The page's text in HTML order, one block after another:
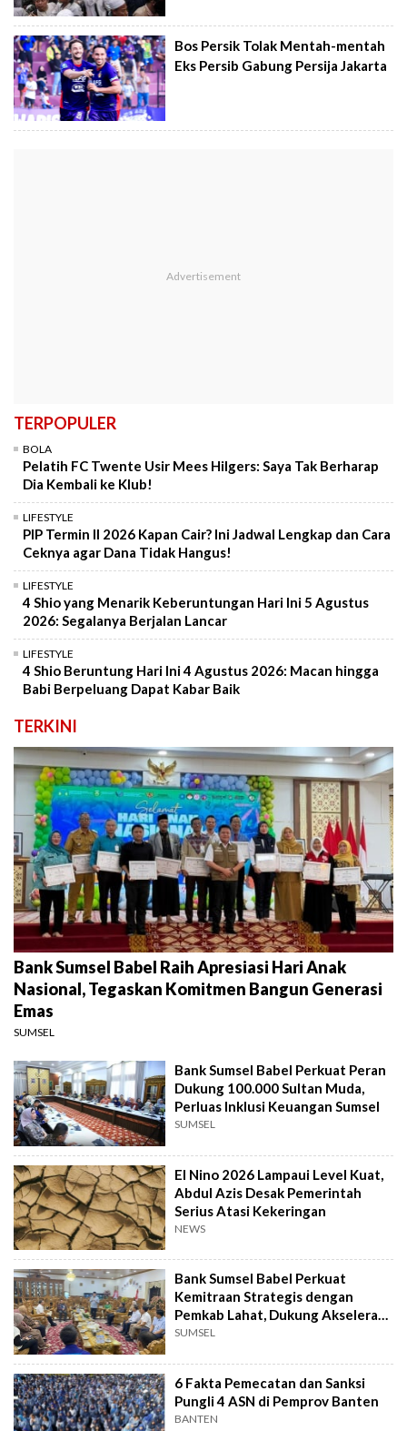
Bos Persik Tolak Mentah-mentah
Eks Persib Gabung Persija Jakarta
TERPOPULER
BOLA
Pelatih FC Twente Usir Mees Hilgers: Saya Tak Berharap
Dia Kembali ke Klub!
LIFESTYLE
PIP Termin II 2026 Kapan Cair? Ini Jadwal Lengkap dan Cara
Ceknya agar Dana Tidak Hangus!
LIFESTYLE
4 Shio yang Menarik Keberuntungan Hari Ini 5 Agustus
2026: Segalanya Berjalan Lancar
LIFESTYLE
4 Shio Beruntung Hari Ini 4 Agustus 2026: Macan hingga
Babi Berpeluang Dapat Kabar Baik
TERKINI
Bank Sumsel Babel Raih Apresiasi Hari Anak
Nasional, Tegaskan Komitmen Bangun Generasi
Emas
SUMSEL
Bank Sumsel Babel Perkuat Peran
Dukung 100.000 Sultan Muda,
Perluas Inklusi Keuangan Sumsel
SUMSEL
El Nino 2026 Lampaui Level Kuat,
Abdul Azis Desak Pemerintah
Serius Atasi Kekeringan
NEWS
Bank Sumsel Babel Perkuat
Kemitraan Strategis dengan
Pemkab Lahat, Dukung Akselerasi
Ekonomi Daerah
SUMSEL
6 Fakta Pemecatan dan Sanksi
Pungli 4 ASN di Pemprov Banten
BANTEN